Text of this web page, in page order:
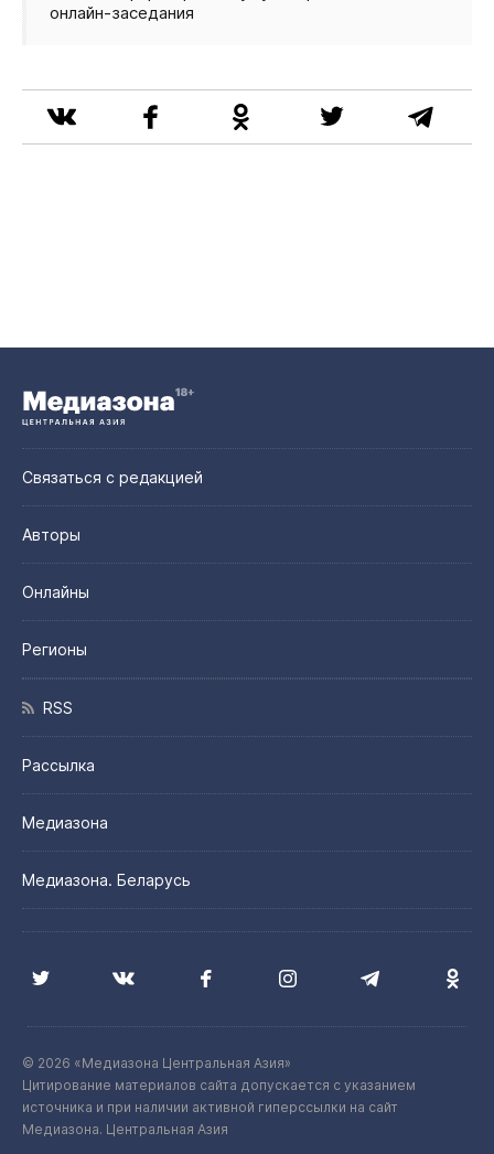
онлайн‑заседания
Связаться с редакцией
Авторы
Онлайны
Регионы
RSS
Рассылка
Медиазона
Медиазона. Беларусь
© 2026 «Медиазона Центральная Азия»
Цитирование материалов сайта допускается с указанием
источника и при наличии активной гиперссылки на сайт
Медиазона. Центральная Азия